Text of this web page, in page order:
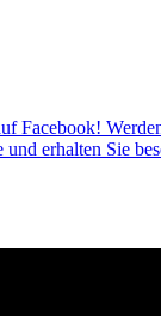
Facebook!
und erhalten Sie